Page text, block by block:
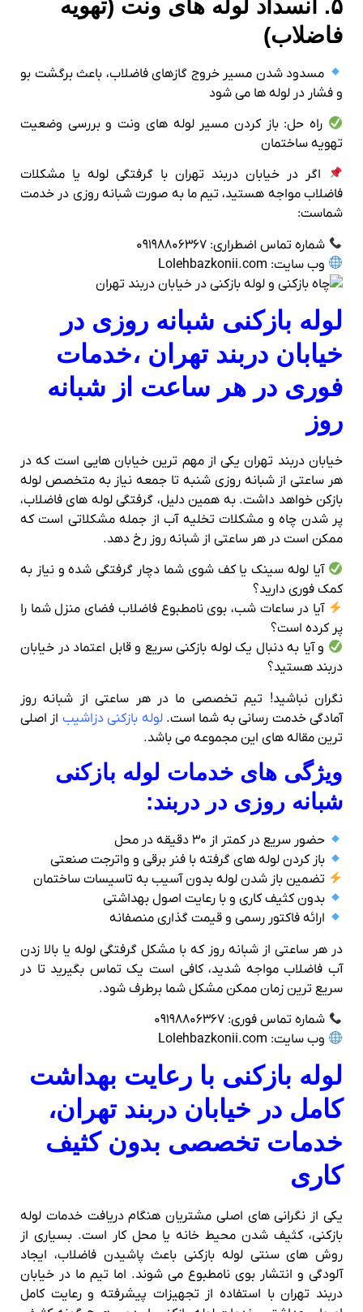
۵. انسداد لوله‌ های ونت (تهویه
فاضلاب)
مسدود شدن مسیر خروج گازهای فاضلاب، باعث برگشت بو
و فشار در لوله‌ ها می‌ شود
راه‌ حل: باز کردن مسیر لوله‌ های ونت و بررسی وضعیت
تهویه ساختمان
اگر در خیابان دربند تهران با گرفتگی لوله یا مشکلات
فاضلاب مواجه هستید، تیم ما به‌ صورت شبانه‌ روزی در خدمت
شماست:
شماره تماس اضطراری: ۰۹۱۹۸۸۰۶۳۶۷
وب‌ سایت: Lolehbazkonii.com
لوله‌ بازکنی شبانه‌ روزی در
خیابان دربند تهران ،خدمات
فوری در هر ساعت از شبانه‌
روز
خیابان دربند تهران یکی از مهم ترین خیابان هایی است که در
هر ساعتی از شبانه روزی شنبه تا جمعه نیاز به متخصص لوله
بازکن خواهد داشت. به همین دلیل، گرفتگی لوله‌ های فاضلاب،
پر شدن چاه و مشکلات تخلیه آب از جمله مشکلاتی است که
ممکن است در هر ساعتی از شبانه‌ روز رخ دهد.
آیا لوله سینک یا کف‌ شوی شما دچار گرفتگی شده و نیاز به
کمک فوری دارید؟
آیا در ساعات شب، بوی نامطبوع فاضلاب فضای منزل شما را
پر کرده است؟
و آیا به دنبال یک لوله‌ بازکنی سریع و قابل‌ اعتماد در خیابان
دربند هستید؟
نگران نباشید! تیم تخصصی ما در هر ساعتی از شبانه‌ روز
آمادگی خدمت‌ رسانی به شما است.لوله بازکنی دزاشیب از اصلی
ترین مقاله های این مجموعه می باشد.
ویژگی‌ های خدمات لوله‌ بازکنی
شبانه‌ روزی در دربند:
حضور سریع در کمتر از ۳۰ دقیقه در محل
باز کردن لوله‌ های گرفته با فنر برقی و واترجت صنعتی
تضمین باز شدن لوله بدون آسیب به تاسیسات ساختمان
بدون کثیف‌ کاری و با رعایت اصول بهداشتی
ارائه فاکتور رسمی و قیمت‌ گذاری منصفانه
در هر ساعتی از شبانه‌ روز که با مشکل گرفتگی لوله یا بالا زدن
آب فاضلاب مواجه شدید، کافی است یک تماس بگیرید تا در
سریع‌ ترین زمان ممکن مشکل شما برطرف شود.
شماره تماس فوری: ۰۹۱۹۸۸۰۶۳۶۷
وب‌ سایت: Lolehbazkonii.com
لوله‌ بازکنی با رعایت بهداشت
کامل در خیابان دربند تهران،
خدمات تخصصی بدون کثیف‌
کاری
یکی از نگرانی‌ های اصلی مشتریان هنگام دریافت خدمات لوله‌
بازکنی، کثیف شدن محیط خانه یا محل کار است. بسیاری از
روش‌ های سنتی لوله‌ بازکنی باعث پاشیدن فاضلاب، ایجاد
آلودگی و انتشار بوی نامطبوع می‌ شوند. اما تیم ما در خیابان
دربند تهران با استفاده از تجهیزات پیشرفته و رعایت کامل